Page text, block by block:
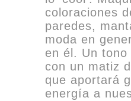
coloraciones
paredes,
moda en
en él. Un
con un matiz
que aportará
energía a